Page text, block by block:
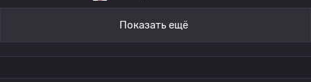
Показать ещё